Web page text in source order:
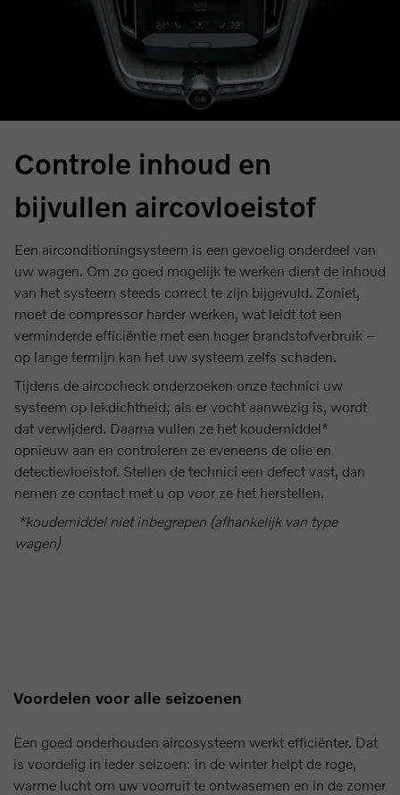
Controle inhoud en
bijvullen aircovloeistof
Een airconditioningsysteem is een gevoelig onderdeel van
uw wagen. Om zo goed mogelijk te werken dient de inhoud
van het systeem steeds correct te zijn bijgevuld. Zoniet,
moet de compressor harder werken, wat leidt tot een
verminderde efficiëntie met een hoger brandstofverbruik –
op lange termijn kan het uw systeem zelfs schaden.
Tijdens de aircocheck onderzoeken onze technici uw
systeem op lekdichtheid; als er vocht aanwezig is, wordt
dat verwijderd. Daarna vullen ze het koudemiddel*
opnieuw aan en controleren ze eveneens de olie en
detectievloeistof. Stellen de technici een defect vast, dan
nemen ze contact met u op voor ze het herstellen.
*koudemiddel niet inbegrepen (afhankelijk van type
wagen)
Voordelen voor alle seizoenen
Een goed onderhouden aircosysteem werkt efficiënter. Dat
is voordelig in ieder seizoen: in de winter helpt de roge,
warme lucht om uw voorruit te ontwasemen en in de zomer